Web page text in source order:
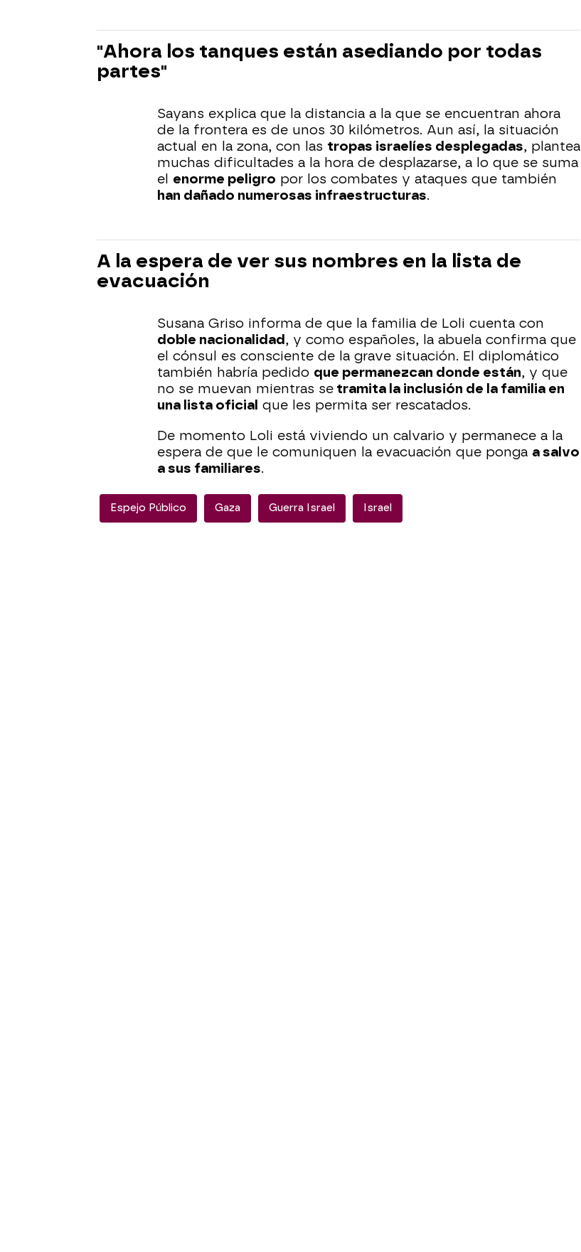
"Ahora los tanques están asediando por todas
partes"
Sayans explica que la distancia a la que se encuentran ahora
de la frontera es de unos 30 kilómetros. Aun así, la situación
actual en la zona, con las tropas israelíes desplegadas, plantea
muchas dificultades a la hora de desplazarse, a lo que se suma
el enorme peligro por los combates y ataques que también
han dañado numerosas infraestructuras.
A la espera de ver sus nombres en la lista de
evacuación
Susana Griso informa de que la familia de Loli cuenta con
doble nacionalidad , y como españoles, la abuela confirma que
el cónsul es consciente de la grave situación. El diplomático
también habría pedido que permanezcan donde están, y que
no se muevan mientras se tramita la inclusión de la familia en
una lista oficial que les permita ser rescatados.
De momento Loli está viviendo un calvario y permanece a la
espera de que le comuniquen la evacuación que ponga a salvo
a sus familiares.
Espejo Público Gaza Guerra Israel Israel